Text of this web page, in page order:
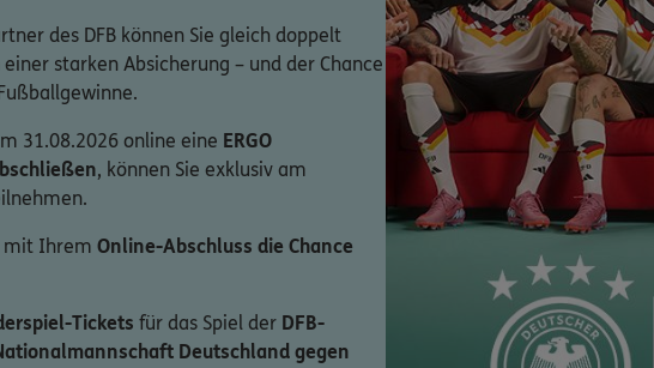
des DFB können Sie gleich doppelt
starken Absicherung – und der Chance
31.08.2026 online eine ERGO
, können Sie exklusiv am
mit Ihrem Online-Abschluss die Chance
Tickets für das Spiel der DFB-
Deutschland gegen